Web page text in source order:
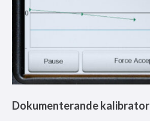
Dokumenterande kalibrator